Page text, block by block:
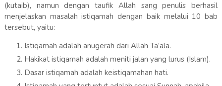
(kutaib), namun dengan taufik Allah sang penulis berhasil
menjelaskan masalah istiqamah dengan baik melalui 10 bab
tersebut, yaitu:
Istiqamah adalah anugerah dari Allah Ta’ala.
Hakikat istiqamah adalah meniti jalan yang lurus (Islam).
Dasar istiqamah adalah keistiqamahan hati.